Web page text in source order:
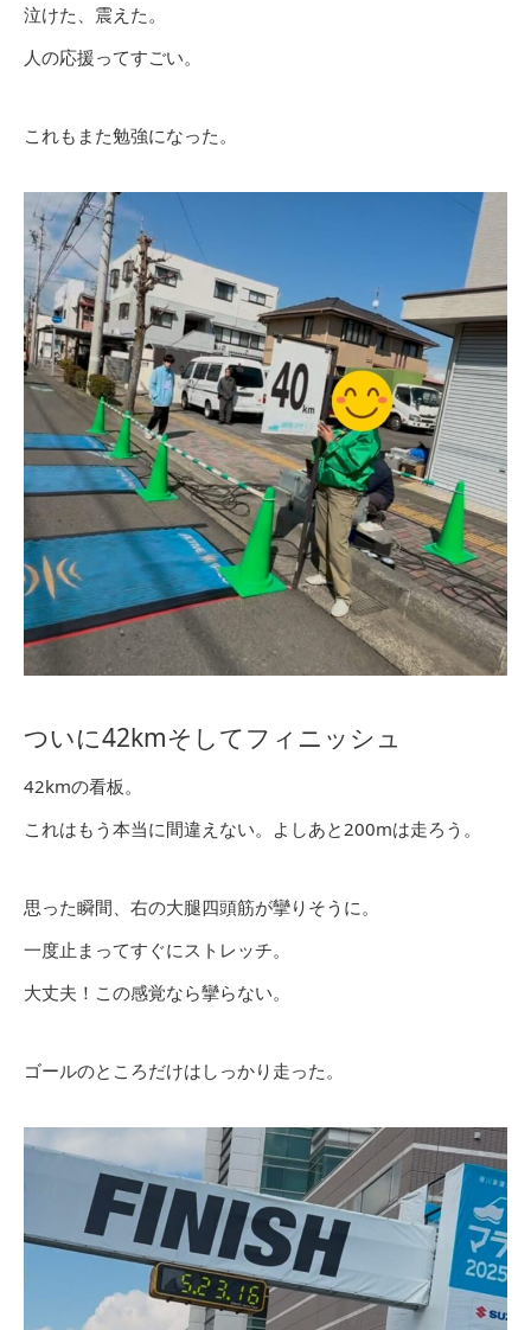
泣けた、震えた。
人の応援ってすごい。
これもまた勉強になった。
ついに42kmそしてフィニッシュ
42kmの看板。
これはもう本当に間違えない。よしあと200mは走ろう。
思った瞬間、右の大腿四頭筋が攣りそうに。
一度止まってすぐにストレッチ。
大丈夫！この感覚なら攣らない。
ゴールのところだけはしっかり走った。